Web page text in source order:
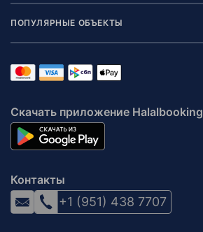
ПОПУЛЯРНЫЕ ОБЪЕКТЫ
Скачать приложение Halalbooking
Контакты
+1 (951) 438 7707